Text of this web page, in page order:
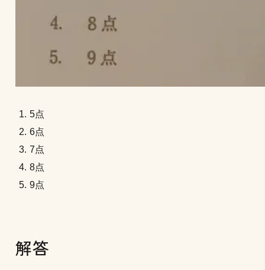
5点
6点
7点
8点
9点
解答